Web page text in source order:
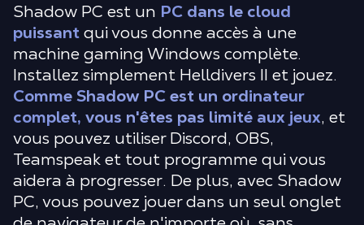
Shadow PC est un PC dans le cloud
puissantqui vous donne accès à une
machine gaming Windows complète.
Installez simplement Helldivers II et jouez.
Comme Shadow PC est un ordinateur
complet, vous n'êtes pas limité aux jeux, et
vous pouvez utiliser Discord, OBS,
Teamspeak et tout programme qui vous
aidera à progresser. De plus, avec Shadow
PC, vous pouvez jouer dans un seul onglet